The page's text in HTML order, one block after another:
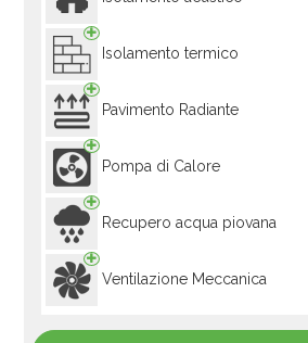
Isolamento termico
Pavimento Radiante
Pompa di Calore
Recupero acqua piovana
Ventilazione Meccanica